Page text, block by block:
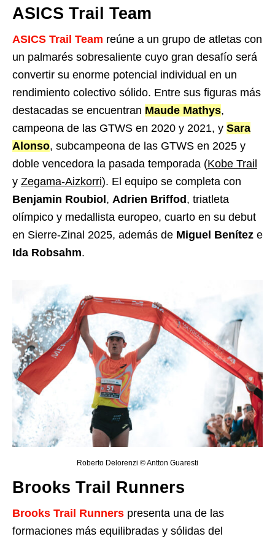
ASICS Trail Team
ASICS Trail Team reúne a un grupo de atletas con
un palmarés sobresaliente cuyo gran desafío será
convertir su enorme potencial individual en un
rendimiento colectivo sólido. Entre sus figuras más
destacadas se encuentran Maude Mathys,
campeona de las GTWS en 2020 y 2021, y Sara
Alonso, subcampeona de las GTWS en 2025 y
doble vencedora la pasada temporada (Kobe Trail
y Zegama-Aizkorri). El equipo se completa con
Benjamin Roubiol , Adrien Briffod , triatleta
olímpico y medallista europeo, cuarto en su debut
en Sierre-Zinal 2025, además de Miguel Benítez e
Ida Robsahm.
Roberto Delorenzi © Antton Guaresti
Brooks Trail Runners
Brooks Trail Runners presenta una de las
formaciones más equilibradas y sólidas del